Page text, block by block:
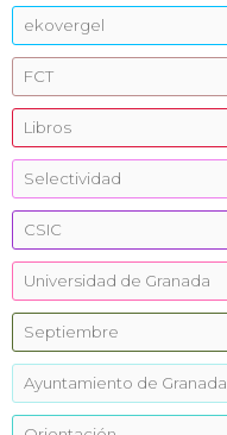
ekovergel
FCT
Libros
Selectividad
CSIC
Universidad de Granada
Septiembre
Ayuntamiento de Granada